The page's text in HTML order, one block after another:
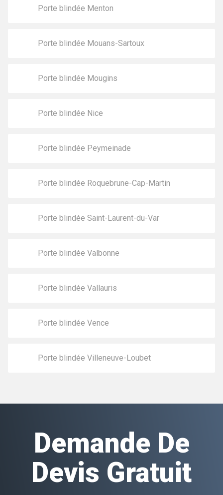
Porte blindée Menton
Porte blindée Mouans-Sartoux
Porte blindée Mougins
Porte blindée Nice
Porte blindée Peymeinade
Porte blindée Roquebrune-Cap-Martin
Porte blindée Saint-Laurent-du-Var
Porte blindée Valbonne
Porte blindée Vallauris
Porte blindée Vence
Porte blindée Villeneuve-Loubet
Demande De
Devis Gratuit